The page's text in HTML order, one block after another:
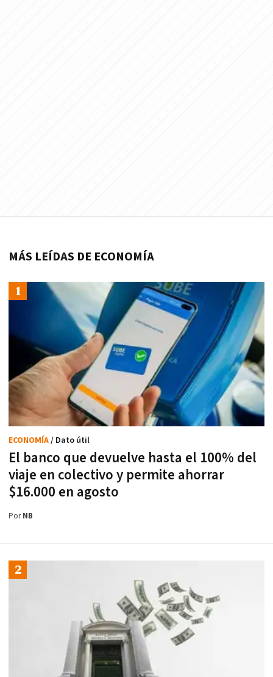
MÁS LEÍDAS DE ECONOMÍA
El banco que devuelve hasta el 100% del
viaje en colectivo y permite ahorrar
$16.000 en agosto
ECONOMÍA/ Dato útil
PorNB